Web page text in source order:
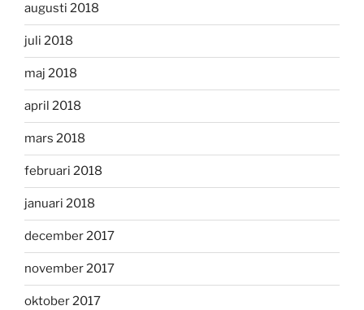
augusti 2018
juli 2018
maj 2018
april 2018
mars 2018
februari 2018
januari 2018
december 2017
november 2017
oktober 2017